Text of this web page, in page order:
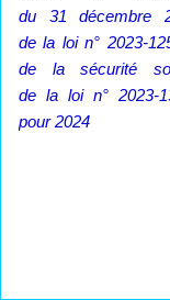
du 31 décembre
de la loi n° 2023-
de la sécurité
de la loi n° 2023-
pour 2024